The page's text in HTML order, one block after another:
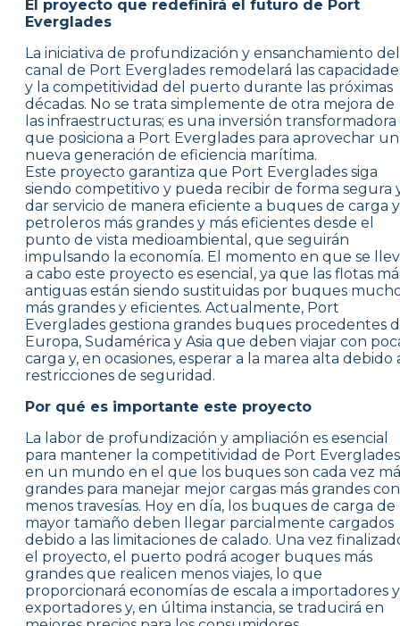
El proyecto que redefinirá el futuro de Port
Everglades
La iniciativa de profundización y ensanchamiento del
canal de Port Everglades remodelará las
y la competitividad del puerto durante las próximas
décadas. No se trata simplemente de otra mejora de
las infraestructuras; es una inversión transformadora
que posiciona a Port Everglades para aprovechar
nueva generación de eficiencia marítima.
Este proyecto garantiza que Port Everglades siga
siendo competitivo y pueda recibir de forma segura
dar servicio de manera eficiente a buques de carga y
petroleros más grandes y más eficientes desde el
punto de vista medioambiental, que seguirán
impulsando la economía. El momento en que se
a cabo este proyecto es esencial, ya que las flotas
antiguas están siendo sustituidas por buques
más grandes y eficientes. Actualmente, Port
Everglades gestiona grandes buques procedentes
Europa, Sudamérica y Asia que deben viajar con
carga y, en ocasiones, esperar a la marea alta debido
restricciones de seguridad.
Por qué es importante este proyecto
La labor de profundización y ampliación es esencial
para mantener la competitividad de Port Everglades
en un mundo en el que los buques son cada vez
grandes para manejar mejor cargas más grandes con
menos travesías. Hoy en día, los buques de carga de
mayor tamaño deben llegar parcialmente cargados
debido a las limitaciones de calado. Una vez
el proyecto, el puerto podrá acoger buques más
grandes que realicen menos viajes, lo que
proporcionará economías de escala a importadores y
exportadores y, en última instancia, se traducirá en